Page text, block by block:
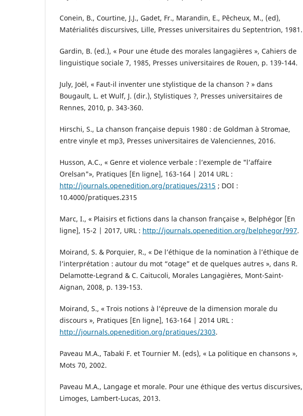
Conein, B., Courtine, J.J., Gadet, Fr., Marandin, E., Pêcheux, M., (ed),
Matérialités discursives, Lille, Presses universitaires du Septentrion, 1981.
Gardin, B. (ed.), « Pour une étude des morales langagières », Cahiers de
linguistique sociale 7, 1985, Presses universitaires de Rouen, p. 139-144.
July, Joël, « Faut-il inventer une stylistique de la chanson ? » dans
Bougault, L. et Wulf, J. (dir.), Stylistiques ?, Presses universitaires de
Rennes, 2010, p. 343-360.
Hirschi, S., La chanson française depuis 1980 : de Goldman à Stromae,
entre vinyle et mp3, Presses universitaires de Valenciennes, 2016.
Husson, A.C., « Genre et violence verbale : l’exemple de "l’affaire
Orelsan"», Pratiques [En ligne], 163-164 | 2014 URL :
http://journals.openedition.org/pratiques/2315 ; DOI :
10.4000/pratiques.2315
Marc, I., « Plaisirs et fictions dans la chanson française », Belphégor [En
ligne], 15-2 | 2017, URL : http://journals.openedition.org/belphegor/997.
Moirand, S. & Porquier, R., « De l’éthique de la nomination à l’éthique de
l’interprétation : autour du mot “otage” et de quelques autres », dans R.
Delamotte-Legrand & C. Caitucoli, Morales Langagières, Mont-Saint-
Aignan, 2008, p. 139-153.
Moirand, S., « Trois notions à l’épreuve de la dimension morale du
discours », Pratiques [En ligne], 163-164 | 2014 URL :
http://journals.openedition.org/pratiques/2303.
Paveau M.A., Tabaki F. et Tournier M. (eds), « La politique en chansons »,
Mots 70, 2002.
Paveau M.A., Langage et morale. Pour une éthique des vertus discursives,
Limoges, Lambert-Lucas, 2013.